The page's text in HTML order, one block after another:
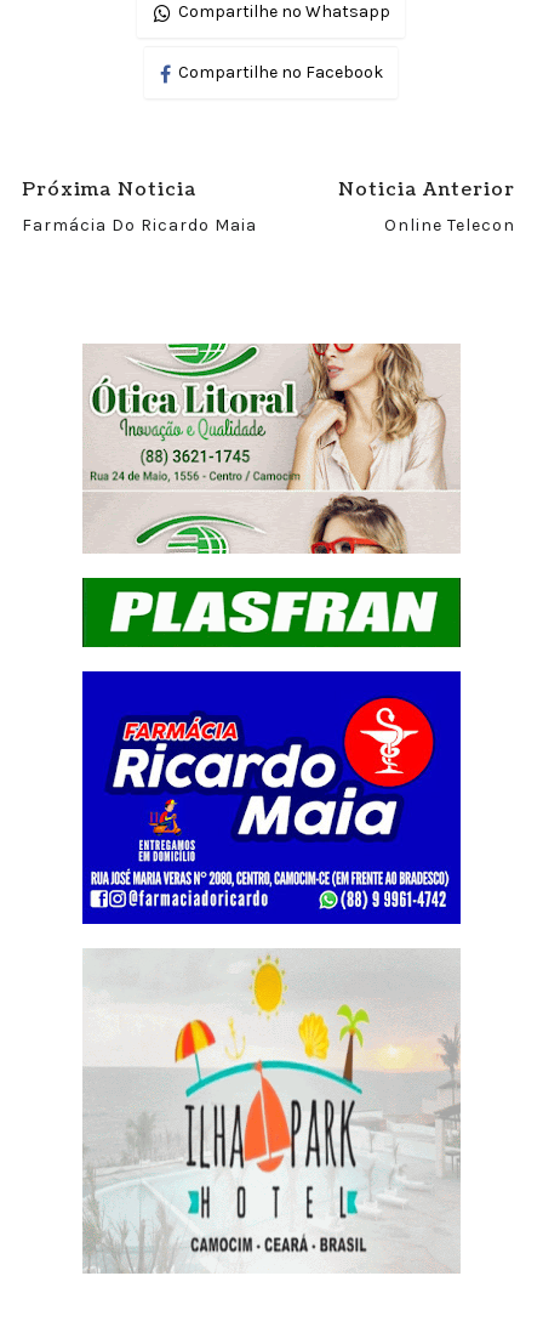
Compartilhe no Whatsapp
Compartilhe no Facebook
Próxima Noticia
Farmácia Do Ricardo Maia
Noticia Anterior
Online Telecon